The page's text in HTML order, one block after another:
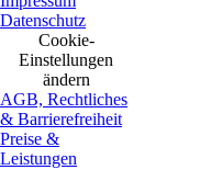
Datenschutz
Cookie-
Einstellungen
ändern
AGB, Rechtliches
& Barrierefreiheit
Preise &
Leistungen